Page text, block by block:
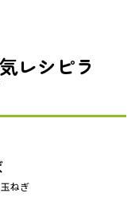
レシピラ
ねぎ